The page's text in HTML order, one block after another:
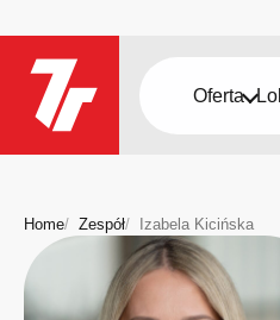
Oferta
Home Zespół Izabela Kicińska